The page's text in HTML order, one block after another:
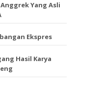
Yang Asli
Ekspres
Hasil Karya